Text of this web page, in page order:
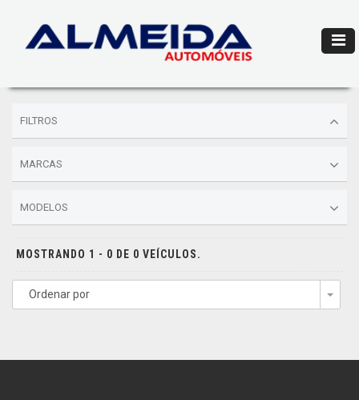
FILTROS
MARCAS
MODELOS
MOSTRANDO 1 - 0 DE 0 VEÍCULOS.
Ordenar por